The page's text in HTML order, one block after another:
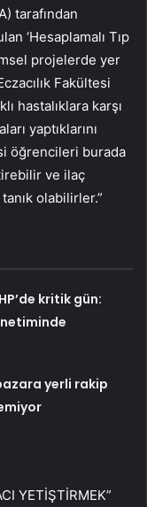
tarafından
‘Hesaplamalı Tıp
projelerde yer
Fakültesi
hastalıklara karşı
yaptıklarını
öğrencileri burada
ve ilaç
olabilirler.”
kritik gün:
yerli rakip
YETİŞTİRMEK”